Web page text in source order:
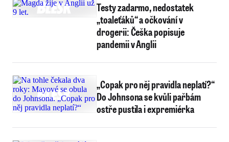
Testy zadarmo, nedostatek
„toaleťáků“ a očkování v
drogerii: Češka popisuje
pandemii v Anglii
„Copak pro něj pravidla neplatí?“
Do Johnsona se kvůli pařbám
ostře pustila i expremiérka